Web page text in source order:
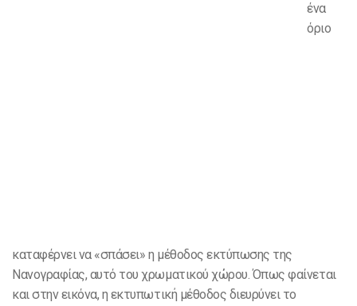
ένα
όριο
καταφέρνει να «σπάσει» η μέθοδος εκτύπωσης της
Νανογραφίας, αυτό του χρωματικού χώρου. Όπως φαίνεται
και στην εικόνα, η εκτυπωτική μέθοδος διευρύνει το